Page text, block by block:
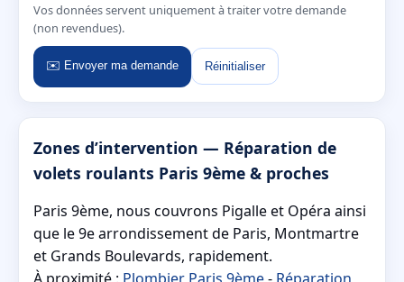
Vos données servent uniquement à traiter votre demande
(non revendues).
✉️ Envoyer ma demande Réinitialiser
Zones d’intervention — Réparation de
volets roulants Paris 9ème & proches
Paris 9ème, nous couvrons Pigalle et Opéra ainsi
que le 9e arrondissement de Paris, Montmartre
et Grands Boulevards, rapidement.